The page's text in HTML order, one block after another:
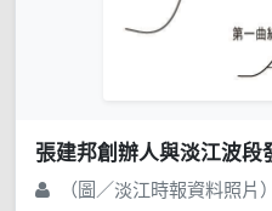
張建邦創辦人與淡江波段
（圖／淡江時報資料照片）